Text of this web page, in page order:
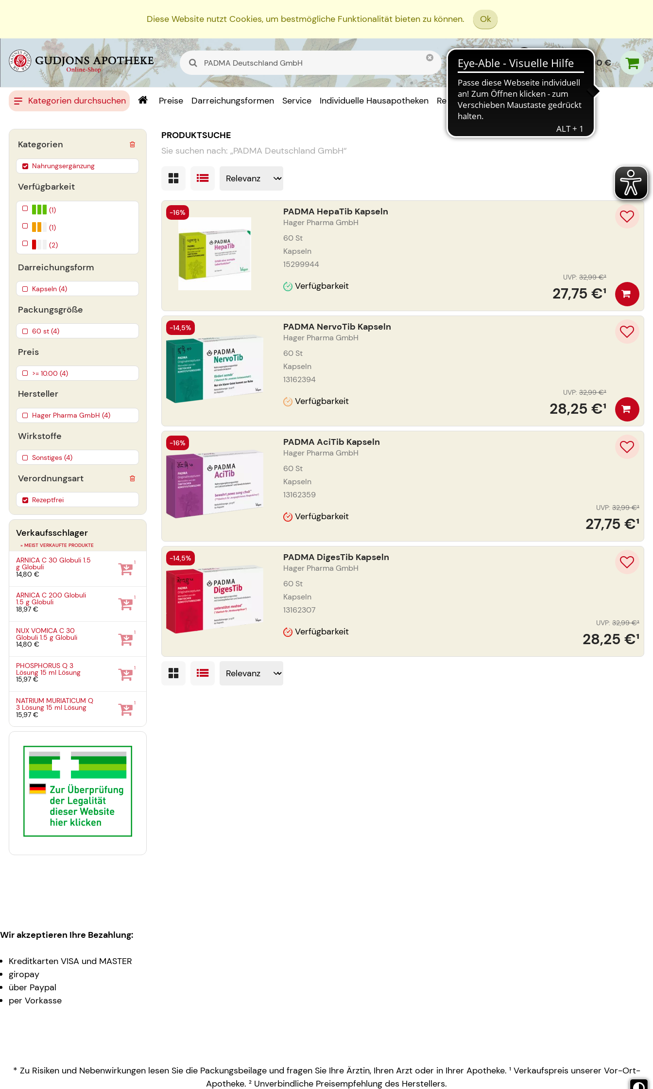
Diese Website nutzt Cookies, um bestmögliche Funktionalität bieten zu können. Ok
0,00 €
Kategorien durchsuchen Preise Darreichungsformen Service Individuelle Hausapotheken Rezept Einreichen
PRODUKTSUCHE
Sie suchen nach: „PADMA Deutschland GmbH“
PADMA HepaTib Kapseln
Hager Pharma GmbH
60 St
Kapseln
15299944
Verfügbarkeit 27,75 €¹
UVP: 32,99 €³
-16%
PADMA NervoTib Kapseln
Hager Pharma GmbH
60 St
Kapseln
13162394
Verfügbarkeit 28,25 €¹
UVP: 32,99 €³
-14,5%
PADMA AciTib Kapseln
Hager Pharma GmbH
60 St
Kapseln
13162359
Verfügbarkeit 27,75 €¹
UVP: 32,99 €³
-16%
PADMA DigesTib Kapseln
Hager Pharma GmbH
60 St
Kapseln
13162307
Verfügbarkeit 28,25 €¹
UVP: 32,99 €³
-14,5%
Verfügbarkeit
(1)
(1)
(2)
Darreichungsform
Kapseln (4)
Packungsgröße
60 st (4)
Preis
>= 10.00 (4)
Hersteller
Hager Pharma GmbH (4)
Wirkstoffe
Sonstiges (4)
Kategorien
Nahrungsergänzung
Verordnungsart
Rezeptfrei
Verkaufsschlager
» MEIST VERKAUFTE PRODUKTE
ARNICA C 30 Globuli1.5
gGlobuli
14,80 €
1
ARNICA C 200 Globuli
1.5 gGlobuli
18,97 €
1
NUX VOMICA C 30
Globuli1.5 gGlobuli
14,80 €
1
PHOSPHORUS Q 3
Lösung15 ml Lösung
15,97 €
1
NATRIUM MURIATICUM Q
3 Lösung15 ml Lösung
15,97 €
1
Wir akzeptieren Ihre Bezahlung:
Kreditkarten VISA und MASTER
giropay
über Paypal
per Vorkasse
* Zu Risiken und Nebenwirkungen lesen Sie die Packungsbeilage und fragen Sie Ihre Ärztin, Ihren Arzt oder in Ihrer Apotheke. ¹ Verkaufspreis unserer Vor-Ort-
Apotheke. ² Unverbindliche Preisempfehlung des Herstellers.